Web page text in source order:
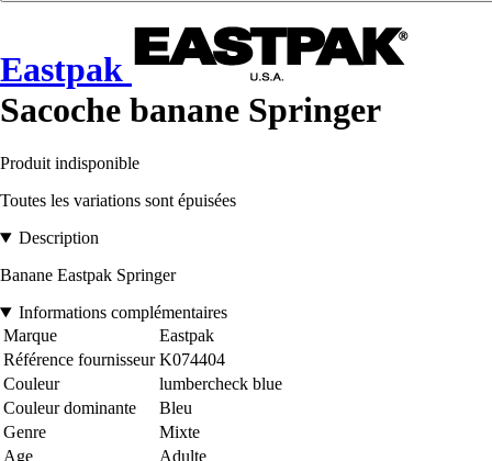
Eastpak
Sacoche banane Springer
Produit indisponible
Toutes les variations sont épuisées
Description
Banane Eastpak Springer
Informations complémentaires
Marque
Eastpak
Référence fournisseur K074404
Couleur
lumbercheck blue
Couleur dominante
Bleu
Genre
Mixte
Age
Adulte